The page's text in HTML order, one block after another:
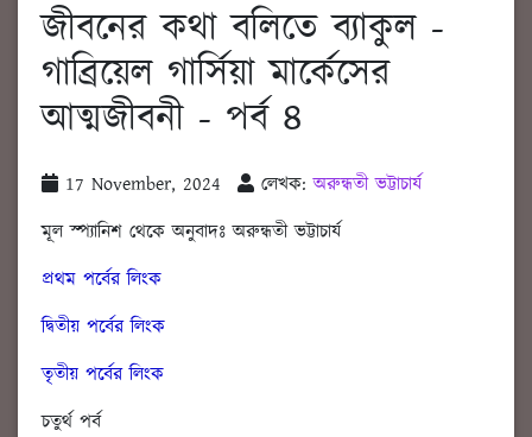
জীবনের কথা বলিতে ব্যাকুল -
গাব্রিয়েল গার্সিয়া মার্কেসের
আত্মজীবনী - পর্ব ৪
17 November, 2024 লেখক:অরুন্ধতী ভট্টাচার্য
মূল স্প্যানিশ থেকে অনুবাদঃ অরুন্ধতী ভট্টাচার্য
প্রথম পর্বের লিংক
দ্বিতীয় পর্বের লিংক
তৃতীয় পর্বের লিংক
চতুর্থ পর্ব